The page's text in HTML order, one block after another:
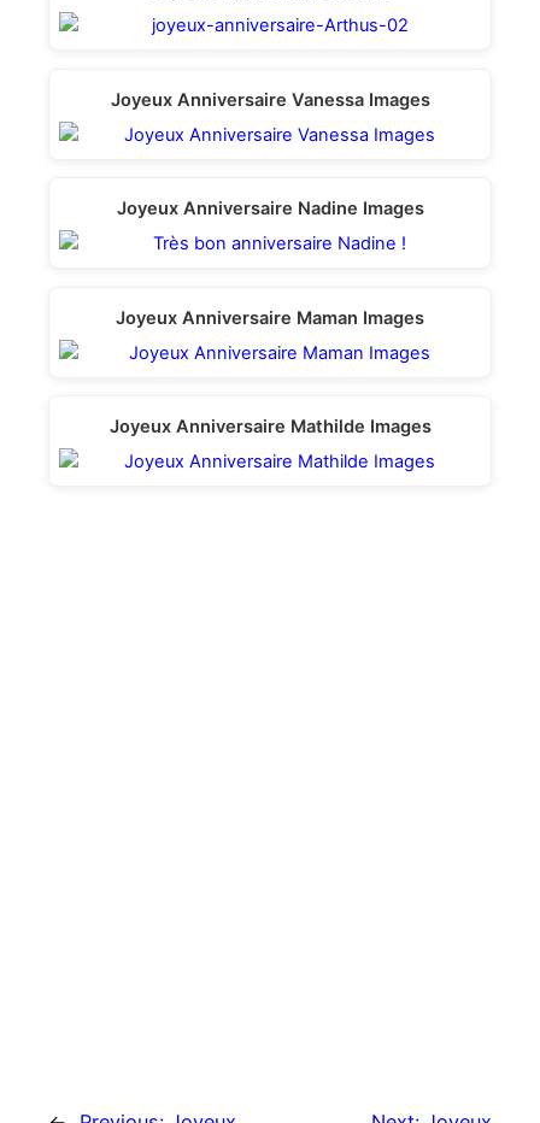
Joyeux Anniversaire Vanessa Images
Joyeux Anniversaire Nadine Images
Joyeux Anniversaire Maman Images
Joyeux Anniversaire Mathilde Images